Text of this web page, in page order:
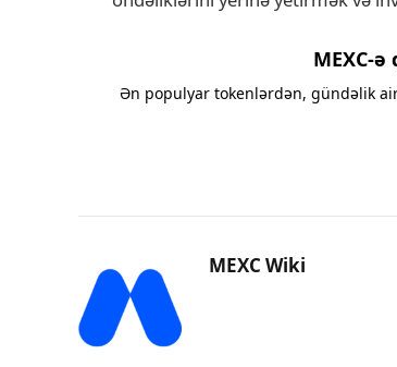
MEXC-ə
Ən populyar tokenlərdən, gündəlik
MEXC Wiki